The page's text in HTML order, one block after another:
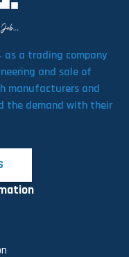
as a trading company
and sale of
manufacturers and
the demand with their